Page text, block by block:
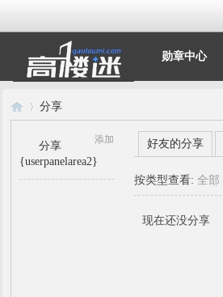
勋章中心
分享
添加
分享
{userpanelarea2}
好友的分享
按类型查看:全部
现在还没分享